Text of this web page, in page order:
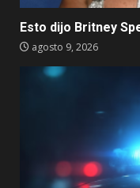
Esto dijo Britney
agosto 9, 2026